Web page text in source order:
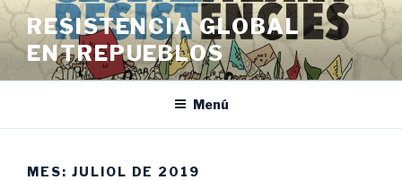
Vés
al
contingut
RESISTENCIA GLOBAL
ENTREPUEBLOS
Menú
MES: JULIOL DE 2019